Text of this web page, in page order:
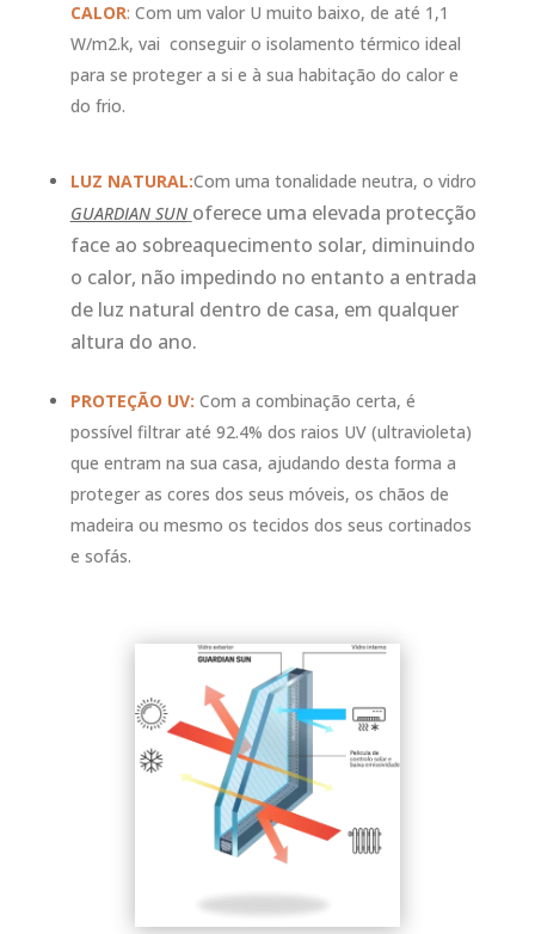
CALOR: Com um valor U muito baixo, de até 1,1
W/m2.k, vai conseguir o isolamento térmico ideal
para se proteger a si e à sua habitação do calor e
do frio.
LUZ NATURAL:Com uma tonalidade neutra, o vidro
GUARDIAN SUN oferece uma elevada protecção
face ao sobreaquecimento solar, diminuindo
o calor, não impedindo no entanto a entrada
de luz natural dentro de casa, em qualquer
altura do ano.
PROTEÇÃO UV: Com a combinação certa, é
possível filtrar até 92.4% dos raios UV (ultravioleta)
que entram na sua casa, ajudando desta forma a
proteger as cores dos seus móveis, os chãos de
madeira ou mesmo os tecidos dos seus cortinados
e sofás.